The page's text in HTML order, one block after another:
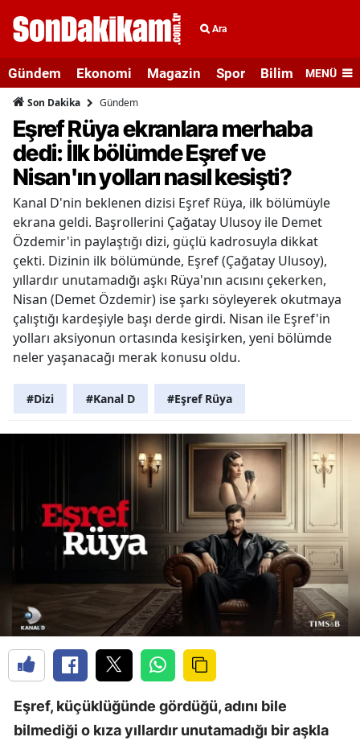
Ara
Gündem Ekonomi Magazin Spor Bilim veMENÜ
Son Dakika Gündem
Eşref Rüya ekranlara merhaba
dedi: İlk bölümde Eşref ve
Nisan'ın yolları nasıl kesişti?
Kanal D'nin beklenen dizisi Eşref Rüya, ilk bölümüyle
ekrana geldi. Başrollerini Çağatay Ulusoy ile Demet
Özdemir'in paylaştığı dizi, güçlü kadrosuyla dikkat
çekti. Dizinin ilk bölümünde, Eşref (Çağatay Ulusoy),
yıllardır unutamadığı aşkı Rüya'nın acısını çekerken,
Nisan (Demet Özdemir) ise şarkı söyleyerek okutmaya
çalıştığı kardeşiyle başı derde girdi. Nisan ile Eşref'in
yolları aksiyonun ortasında kesişirken, yeni bölümde
neler yaşanacağı merak konusu oldu.
#Dizi #Kanal D #Eşref Rüya
Eşref, küçüklüğünde gördüğü, adını bile
bilmediği o kıza yıllardır unutamadığı bir aşkla